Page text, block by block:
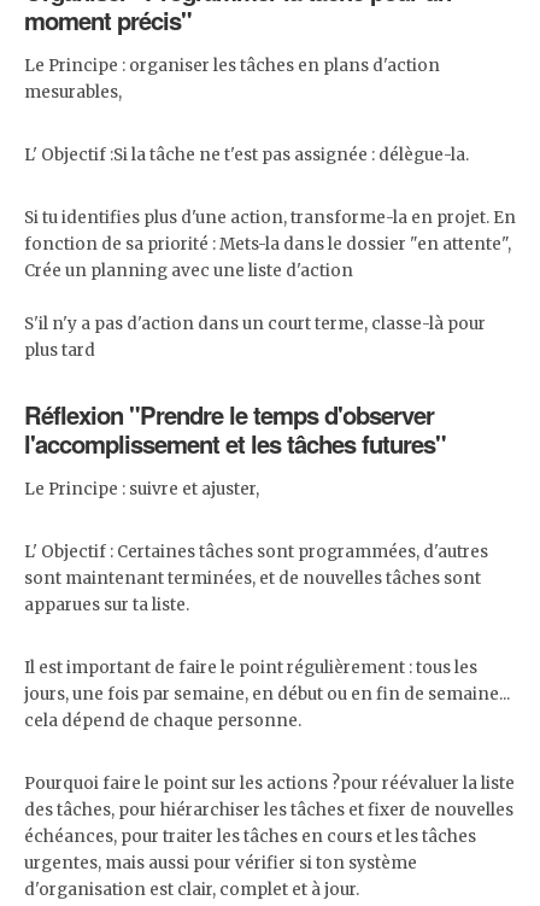
moment précis"
Le Principe : organiser les tâches en plans d'action
mesurables,
L' Objectif :Si la tâche ne t'est pas assignée : délègue-la.
Si tu identifies plus d'une action, transforme-la en projet. En
fonction de sa priorité : Mets-la dans le dossier "en attente",
Crée un planning avec une liste d'action
S'il n'y a pas d'action dans un court terme, classe-là pour
plus tard
Réflexion "Prendre le temps d'observer
l'accomplissement et les tâches futures"
Le Principe : suivre et ajuster,
L' Objectif : Certaines tâches sont programmées, d'autres
sont maintenant terminées, et de nouvelles tâches sont
apparues sur ta liste.
Il est important de faire le point régulièrement : tous les
jours, une fois par semaine, en début ou en fin de semaine...
cela dépend de chaque personne.
Pourquoi faire le point sur les actions ?pour réévaluer la liste
des tâches, pour hiérarchiser les tâches et fixer de nouvelles
échéances, pour traiter les tâches en cours et les tâches
urgentes, mais aussi pour vérifier si ton système
d'organisation est clair, complet et à jour.